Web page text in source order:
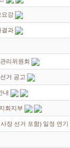
요강
결과
리위원회
거 공고
내
회지부
장 선거 포함) 일정 연기